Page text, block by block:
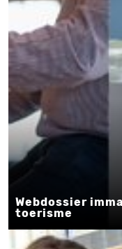
Webdossier
toerisme